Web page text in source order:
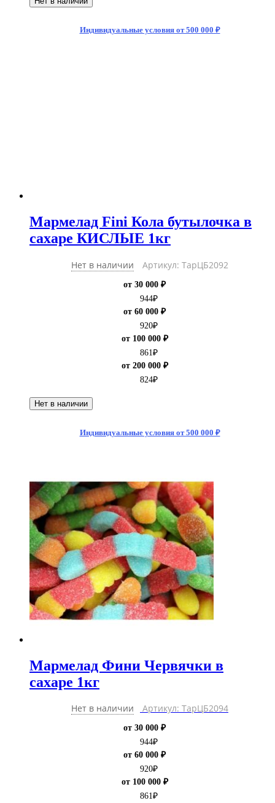
Индивидуальные условия от 500 000 ₽
Мармелад Fini Кола бутылочка в
сахаре КИСЛЫЕ 1кг
Нет в наличии Артикул: ТарЦБ2092
от 30 000 ₽
944₽
от 60 000 ₽
920₽
от 100 000 ₽
861₽
от 200 000 ₽
824₽
Нет в наличии
Индивидуальные условия от 500 000 ₽
Мармелад Фини Червячки в
сахаре 1кг
Нет в наличии Артикул: ТарЦБ2094
от 30 000 ₽
944₽
от 60 000 ₽
920₽
от 100 000 ₽
861₽